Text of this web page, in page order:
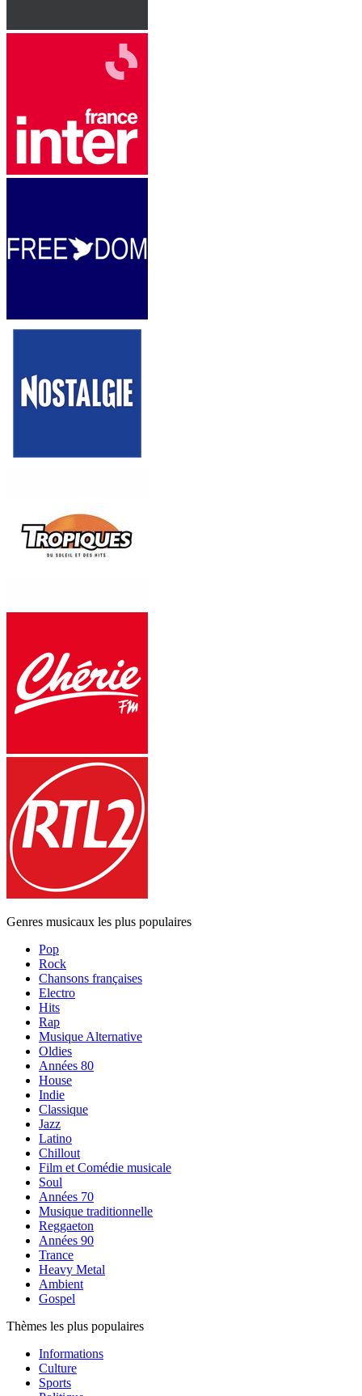
Genres musicaux les plus populaires
Pop
Rock
Chansons françaises
Electro
Hits
Rap
Musique Alternative
Oldies
Années 80
House
Indie
Classique
Jazz
Latino
Chillout
Film et Comédie musicale
Soul
Années 70
Musique traditionnelle
Reggaeton
Années 90
Trance
Heavy Metal
Ambient
Gospel
Thèmes les plus populaires
Informations
Culture
Sports